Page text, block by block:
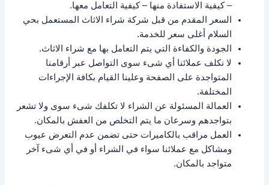
– كيفية الاستفادة منها – كيفية التعامل معها.
السعر المقدم من قبل شركة شراء الاثاث المستعمل بحي
السلام أغلى سعر للخدمة.
الجودة والكفاءة التي يتم التعامل بها مع شراء الاثاث.
لا نكلف عملائنا أي شىء سوى التواصل عبر أرقامنا
المتواجدة على الصفحة وعلينا القيام بكافة الإجراءات
المختلفة.
العمالة المسئولة عن الشراء لا تكلفك شىء سوى ولا تشعر
بتواجدهم وسرعان ما يتم التخلص من العفش بالمكان.
العمل مراقب بالكاميرات حتى تضمن عدم التعرض عيوب
ومشاكل مع عملائنا سواء في الشراء أو في أي شىء آخر
متواجد بالمكان.